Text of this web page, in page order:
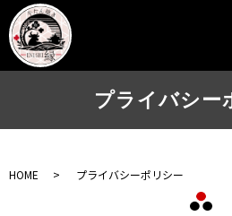
プライバシー
HOME プライバシーポリシー